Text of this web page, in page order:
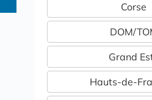
Corse
DOM/
Grand
Hauts-de-